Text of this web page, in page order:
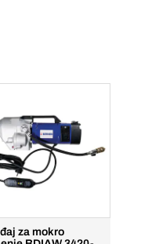
za mokro